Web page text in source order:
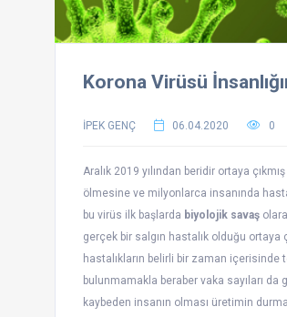
Korona Virüsü
İPEK GENÇ 06.04.2020 0
Aralık 2019 yılından beridir ortaya
ölmesine ve milyonlarca insanında
bu virüs ilk başlarda biyolojik savaş
gerçek bir salgın hastalık olduğu ortaya
hastalıkların belirli bir zaman
bulunmamakla beraber vaka sayıları
kaybeden insanın olması üretimin